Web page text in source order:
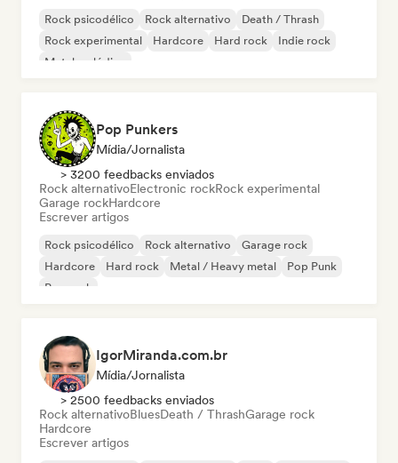
Rock psicodélico Rock alternativo
Death / Thrash
Rock experimental
Hardcore Hard rock
Indie rock
Metal melódico
Pop Punkers
Mídia/Jornalista
> 3200 feedbacks enviados
Rock alternativoElectronic rockRock experimental
Garage rockHardcore
Escrever artigos
Rock psicodélico Rock alternativo
Garage rock
Hardcore
Hard rock Metal / Heavy metal
Pop Punk
Pop rock
IgorMiranda.com.br
Mídia/Jornalista
> 2500 feedbacks enviados
Rock alternativoBluesDeath / ThrashGarage rock
Hardcore
Escrever artigos